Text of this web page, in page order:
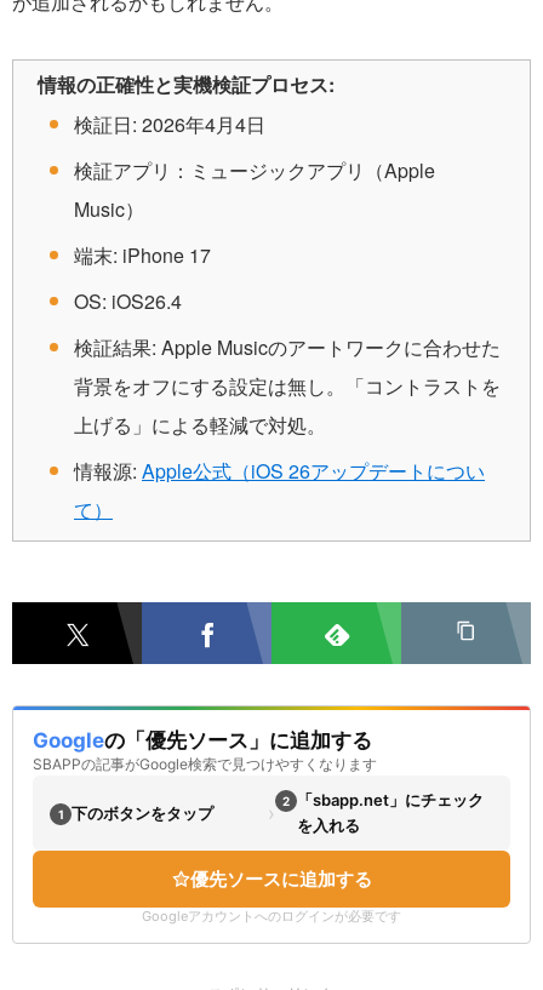
情報の正確性と実機検証プロセス:
検証日: 2026年4月4日
検証アプリ：ミュージックアプリ（Apple
Music）
端末: iPhone 17
OS: iOS26.4
検証結果: Apple Musicのアートワークに合わせた
背景をオフにする設定は無し。「コントラストを
上げる」による軽減で対処。
情報源: Apple公式（iOS 26アップデートについ
て）
Googleの「優先ソース」に追加する
SBAPPの記事がGoogle検索で見つけやすくなります
1 下のボタンをタップ › 2
「sbapp.net」にチェック
を入れる
優先ソースに追加する
Googleアカウントへのログインが必要です